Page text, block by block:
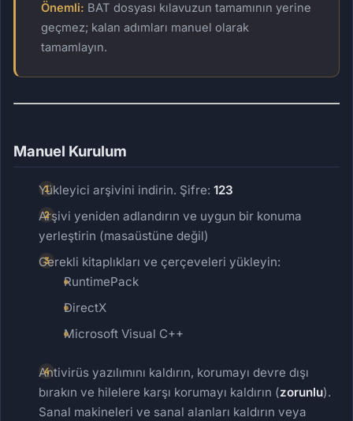
Önemli: BAT dosyası kılavuzun tamamının yerine
geçmez; kalan adımları manuel olarak
tamamlayın.
Manuel Kurulum
Yükleyici arşivini indirin. Şifre: 123
Arşivi yeniden adlandırın ve uygun bir konuma
yerleştirin (masaüstüne değil)
Gerekli kitaplıkları ve çerçeveleri yükleyin:
RuntimePack
DirectX
Microsoft Visual C++
Antivirüs yazılımını kaldırın, korumayı devre dışı
bırakın ve hilelere karşı korumayı kaldırın (zorunlu).
Sanal makineleri ve sanal alanları kaldırın veya